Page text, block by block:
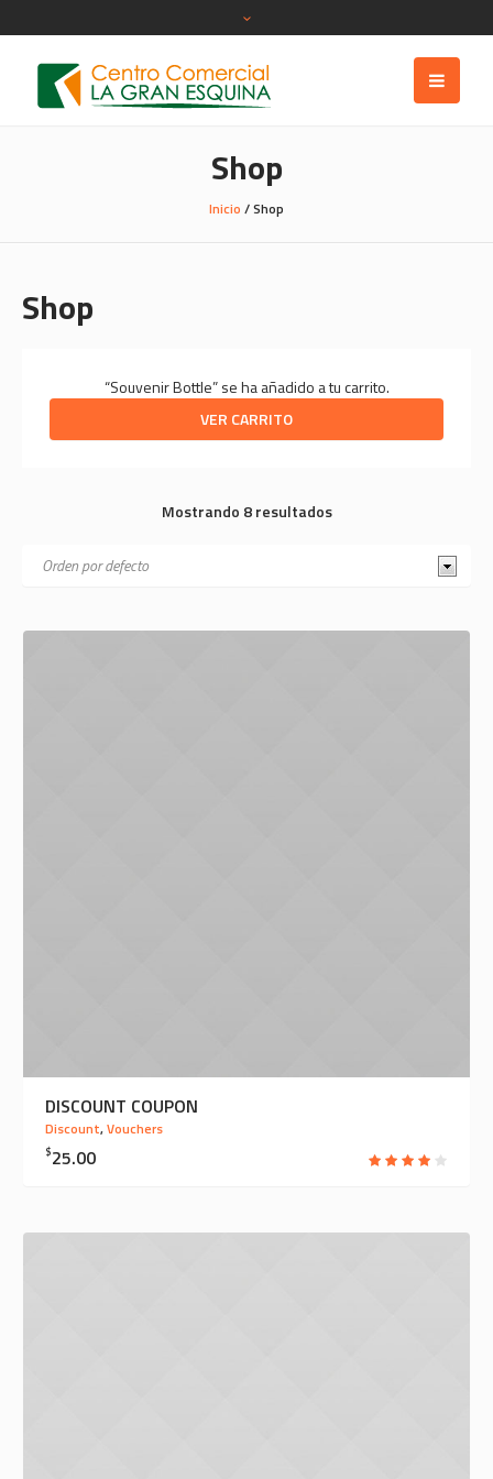
Shop
Inicio / Shop
Shop
“Souvenir Bottle” se ha añadido a tu carrito.
VER CARRITO
Mostrando 8 resultados
DISCOUNT COUPON
Discount,Vouchers
$25.00